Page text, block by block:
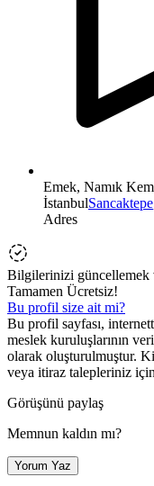
Emek, Namık
İstanbulSancaktepe
Adres
Bilgilerinizi güncellemek
Tamamen Ücretsiz!
Bu profil size ait mi?
Bu profil sayfası,
meslek kuruluşlarının
olarak oluşturulmuştur.
veya itiraz talepleriniz için
Görüşünü paylaş
Memnun kaldın mı?
Yorum Yaz